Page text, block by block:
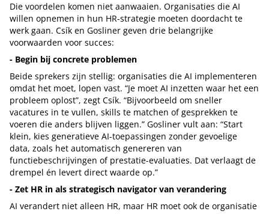
Die voordelen komen niet aanwaaien. Organisaties die AI
willen opnemen in hun HR-strategie moeten doordacht te
werk gaan. Csík en Gosliner geven drie belangrijke
voorwaarden voor succes:
- Begin bij concrete problemen
Beide sprekers zijn stellig: organisaties die AI implementeren
omdat het moet, lopen vast. “Je moet AI inzetten waar het een
probleem oplost”, zegt Csík. “Bijvoorbeeld om sneller
vacatures in te vullen, skills te matchen of gesprekken te
voeren die anders blijven liggen.” Gosliner vult aan: “Start
klein, kies generatieve AI-toepassingen zonder gevoelige
data, zoals het automatisch genereren van
functiebeschrijvingen of prestatie-evaluaties. Dat verlaagt de
drempel én levert direct waarde op.”
- Zet HR in als strategisch navigator van verandering
AI verandert niet alleen HR, maar HR moet ook de organisatie